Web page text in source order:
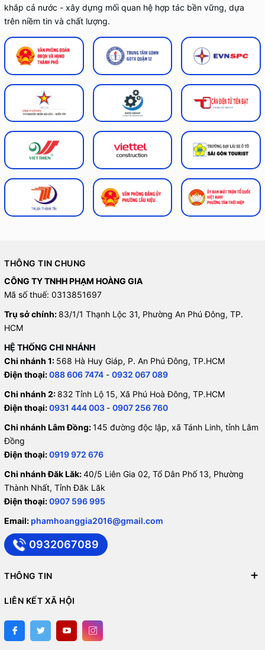
khắp cả nước - xây dựng mối quan hệ hợp tác bền vững, dựa
trên niềm tin và chất lượng.
THÔNG TIN CHUNG
CÔNG TY TNHH PHẠM HOÀNG GIA
Mã số thuế: 0313851697
Trụ sở chính: 83/1/1 Thạnh Lộc 31, Phường An Phú Đông, TP.
HCM
HỆ THỐNG CHI NHÁNH
Chi nhánh 1: 568 Hà Huy Giáp, P. An Phú Đông, TP.HCM
Điện thoại:088 606 7474 - 0932 067 089
Chi nhánh 2: 832 Tỉnh Lộ 15, Xã Phú Hoà Đông, TP.HCM
Điện thoại:0931 444 003 - 0907 256 760
Chi nhánh Lâm Đồng:145 đường độc lập, xã Tánh Linh, tỉnh Lâm
Đồng
Điện thoại:0919 972 676
Chi nhánh Đăk Lăk:40/5 Liên Gia 02, Tổ Dân Phố 13, Phường
Thành Nhất, Tỉnh Đăk Lăk
Điện thoại:0907 596 995
Email: phamhoanggia2016@gmail.com
0932067089
THÔNG TIN
LIÊN KẾT XÃ HỘI